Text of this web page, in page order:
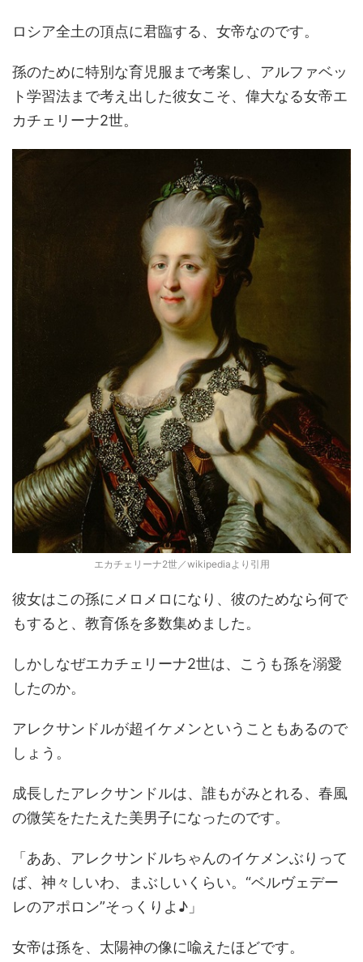
ロシア全土の頂点に君臨する、女帝なのです。
孫のために特別な育児服まで考案し、アルファベッ
ト学習法まで考え出した彼女こそ、偉大なる女帝エ
カチェリーナ2世。
エカチェリーナ2世／wikipediaより引用
彼女はこの孫にメロメロになり、彼のためなら何で
もすると、教育係を多数集めました。
しかしなぜエカチェリーナ2世は、こうも孫を溺愛
したのか。
アレクサンドルが超イケメンということもあるので
しょう。
成長したアレクサンドルは、誰もがみとれる、春風
の微笑をたたえた美男子になったのです。
「ああ、アレクサンドルちゃんのイケメンぶりって
ば、神々しいわ、まぶしいくらい。“ベルヴェデー
レのアポロン”そっくりよ♪」
女帝は孫を、太陽神の像に喩えたほどです。